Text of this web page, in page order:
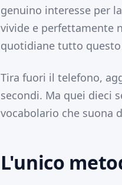
genuino interesse per
vivide e perfettamente
quotidiane tutto
Tira fuori il telefono,
secondi. Ma quei dieci
vocabolario che suona
L'unico